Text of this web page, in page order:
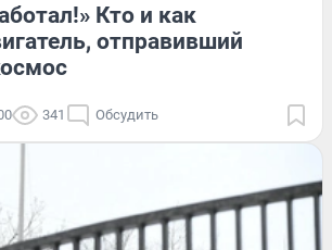
Кто и как
отправивший
341 Обсудить